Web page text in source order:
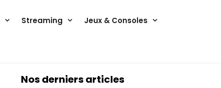
Streaming Jeux & Consoles
Nos derniers articles